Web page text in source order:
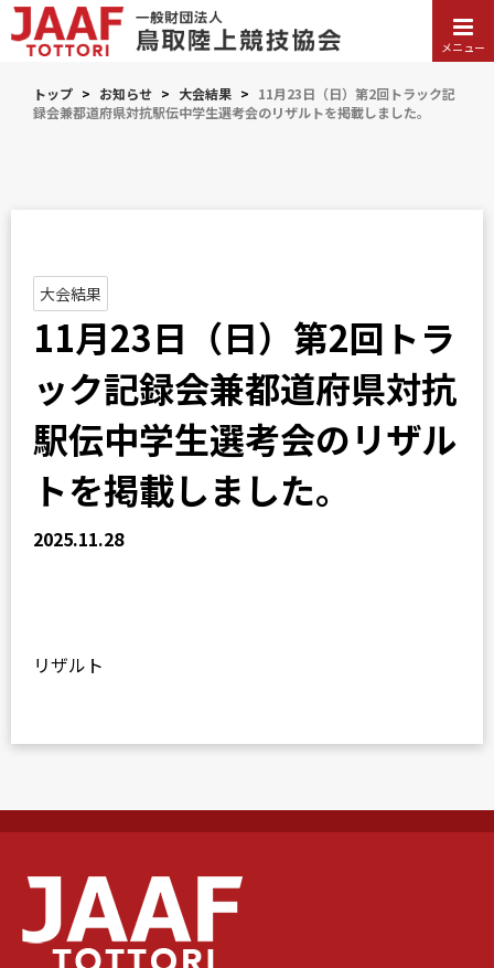
メニュー
トップ > お知らせ > 大会結果 > 11月23日（日）第2回トラック記
録会兼都道府県対抗駅伝中学生選考会のリザルトを掲載しました。
大会結果
11月23日（日）第2回トラ
ック記録会兼都道府県対抗
駅伝中学生選考会のリザル
トを掲載しました。
2025.11.28
リザルト